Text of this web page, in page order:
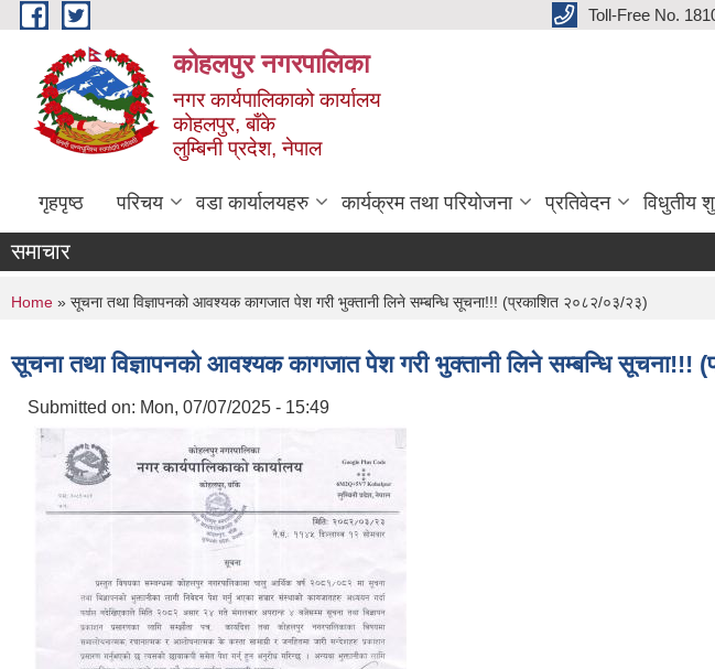
Skip to main content Toll-Free No.
कोहलपुर नगरपालिका
नगर कार्यपालिकाको कार्यालय
कोहलपुर, बाँके
लुम्बिनी प्रदेश, नेपाल
गृहपृष्ठ परिचय वडा कार्यालयहरु कार्यक्रम तथा परियोजना प्रतिवेदन विधुतीय
समाचार
You are here
Home » सूचना तथा विज्ञापनको आवश्यक कागजात पेश गरी भुक्तानी लिने सम्बन्धि सूचना!!! (प्रकाशित २०८२/०३/२३)
सूचना तथा विज्ञापनको आवश्यक कागजात पेश गरी भुक्तानी लिने सम्बन्धि
Submitted on: Mon, 07/07/2025 - 15:49